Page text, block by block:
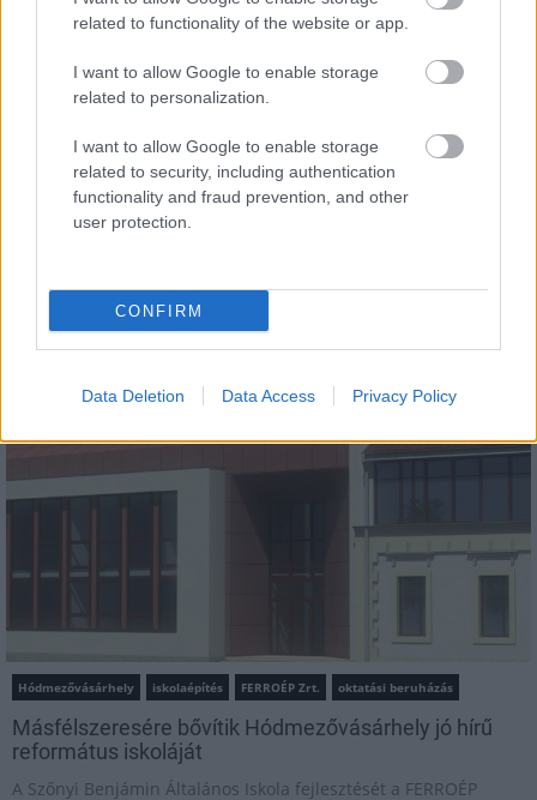
related to functionality of the website or app.
I want to allow Google to enable storage
related to personalization.
I want to allow Google to enable storage
related to security, including authentication
functionality and fraud prevention, and other
user protection.
CONFIRM
Data Deletion Data Access Privacy Policy
Kecskeméten is szakirányú továbbképzésekkel erősít a
MAGYAR ÉPÍTŐK
Hódmezővásárhely iskolaépítés FERROÉP Zrt. oktatási beruházás
Másfélszeresére bővítik Hódmezővásárhely jó hírű
református iskoláját
A Szőnyi Benjámin Általános Iskola fejlesztését a FERROÉP